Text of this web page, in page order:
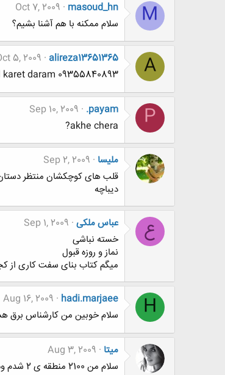
M
masoud_hn
Oct 7, 2009
سلام ممكنه با هم آشنا بشيم؟
A
alireza13651365
5, 2009
daram 09355840893
P
.payam
Sep 10, 2009
akhe chera?
ملیسا Sep 2, 2009
قلب های کوچکشان منتظر
دیباچه
ع عباس ملکی Sep 1, 2009
خسته نباشی
نماز و روزه قبول
میگم کتاب بنای سفت کاری از کجا میتونم
H
hadi.marjaee
Aug 16, 2009
سلام خوبین من کارشناس برق
میتا Aug 3, 2009
سلام من 2100 منطقه ی 2 شدم ودختر هستم و از بومی های مشهد احتمال داره معماری روزانه فردوسی قبول شم ؟